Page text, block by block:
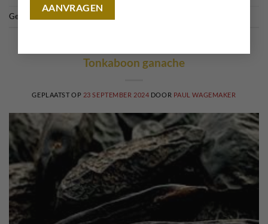
Geplaatst in
Tonkaboon ganache
GEPLAATST OP 23 SEPTEMBER 2024 DOOR PAUL WAGEMAKER